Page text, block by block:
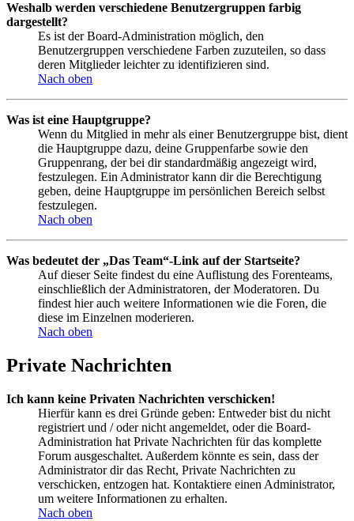
Weshalb werden verschiedene Benutzergruppen farbig
dargestellt?
Es ist der Board-Administration möglich, den
Benutzergruppen verschiedene Farben zuzuteilen, so dass
deren Mitglieder leichter zu identifizieren sind.
Nach oben
Was ist eine Hauptgruppe?
Wenn du Mitglied in mehr als einer Benutzergruppe bist, dient
die Hauptgruppe dazu, deine Gruppenfarbe sowie den
Gruppenrang, der bei dir standardmäßig angezeigt wird,
festzulegen. Ein Administrator kann dir die Berechtigung
geben, deine Hauptgruppe im persönlichen Bereich selbst
festzulegen.
Nach oben
Was bedeutet der „Das Team“-Link auf der Startseite?
Auf dieser Seite findest du eine Auflistung des Forenteams,
einschließlich der Administratoren, der Moderatoren. Du
findest hier auch weitere Informationen wie die Foren, die
diese im Einzelnen moderieren.
Nach oben
Private Nachrichten
Ich kann keine Privaten Nachrichten verschicken!
Hierfür kann es drei Gründe geben: Entweder bist du nicht
registriert und / oder nicht angemeldet, oder die Board-
Administration hat Private Nachrichten für das komplette
Forum ausgeschaltet. Außerdem könnte es sein, dass der
Administrator dir das Recht, Private Nachrichten zu
verschicken, entzogen hat. Kontaktiere einen Administrator,
um weitere Informationen zu erhalten.
Nach oben